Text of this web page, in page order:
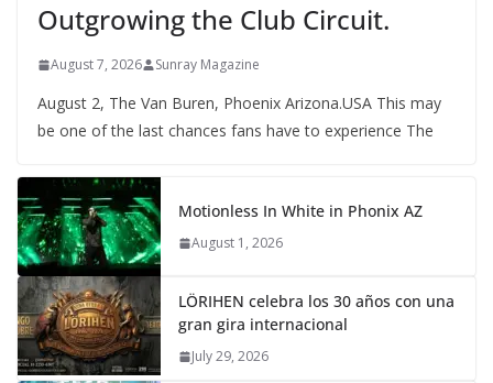
Outgrowing the Club Circuit.
August 7, 2026 Sunray Magazine
August 2, The Van Buren, Phoenix Arizona.USA This may
be one of the last chances fans have to experience The
Motionless In White in Phonix AZ
August 1, 2026
LÖRIHEN celebra los 30 años con una
gran gira internacional
July 29, 2026